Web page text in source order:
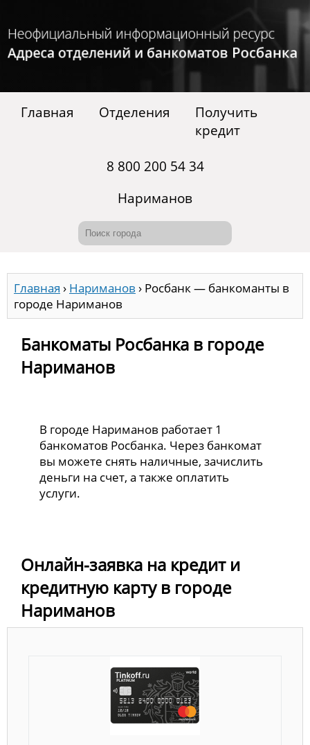
Главная Отделения
Получить
кредит
8 800 200 54 34
Нариманов
Главная › Нариманов › Росбанк — банкоманты в
городе Нариманов
Банкоматы Росбанка в городе
Нариманов
В городе Нариманов работает 1
банкоматов Росбанка. Через банкомат
вы можете снять наличные, зачислить
деньги на счет, а также оплатить
услуги.
Онлайн-заявка на кредит и
кредитную карту в городе
Нариманов